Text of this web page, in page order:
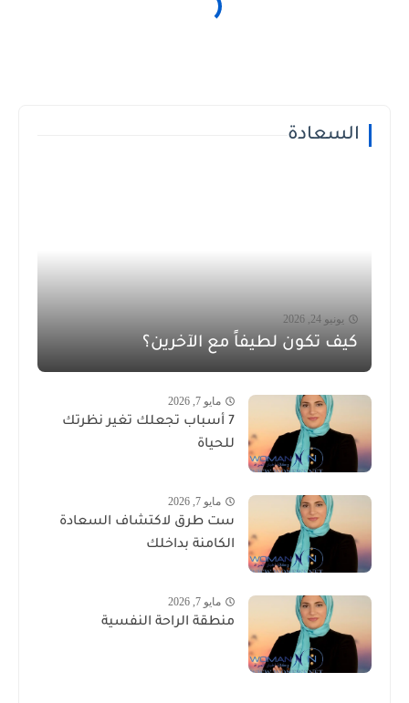
السعادة
يونيو 24, 2026
كيف تكون لطيفاً مع الآخرين؟
مايو 7, 2026
7 أسباب تجعلك تغير نظرتك
للحياة
مايو 7, 2026
ست طرق لاكتشاف السعادة
الكامنة بداخلك
مايو 7, 2026
منطقة الراحة النفسية